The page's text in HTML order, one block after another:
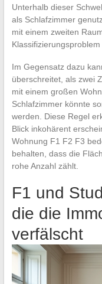
Unterhalb dieser
als Schlafzimmer
mit einem zweiten
Klassifizierungsproblem
Im Gegensatz dazu
überschreitet, als zwei
mit einem großen
Schlafzimmer könnte
werden. Diese Regel
Blick inkohärent
Wohnung F1 F2 F3
behalten, dass die
rohe Anzahl zählt.
F1 und
die die
verfälscht